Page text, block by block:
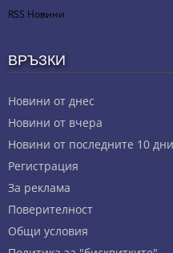
RSS Новини
ВРЪЗКИ
Новини от днес
Новини от вчера
Новини от последните 10 дни
Регистрация
За реклама
Πoвepитeлнocт
Общи условия